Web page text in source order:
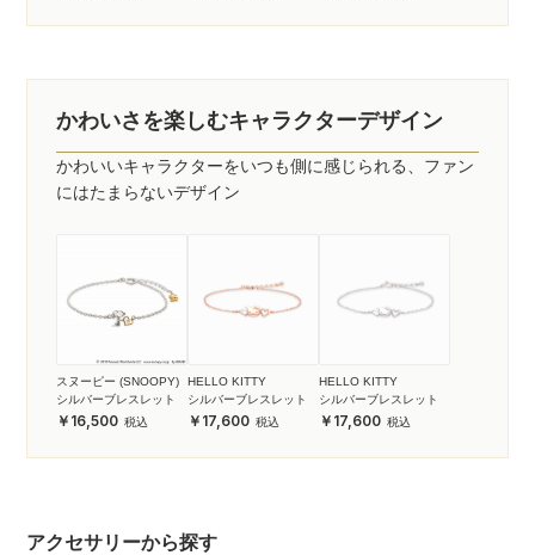
アクセサリーから探す
かわいさを楽しむキャラクターデザイン
かわいいキャラクターをいつも側に感じられる、ファン
にはたまらないデザイン
スヌーピー (SNOOPY)
シルバーブレスレット
16,500
HELLO KITTY
シルバーブレスレット
17,600
HELLO KITTY
シルバーブレスレット
17,600